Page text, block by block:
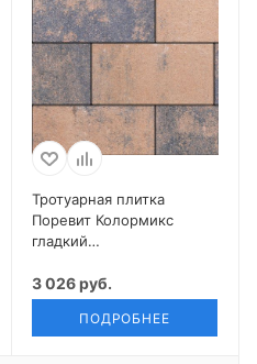
Тротуарная плитка
Поревит Колормикс
гладкий
Б.5.П.8
3 026 руб.
ПОДРОБНЕЕ